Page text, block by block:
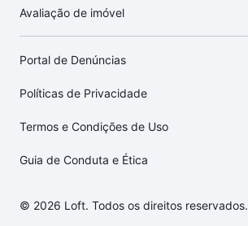
Avaliação de imóvel
Portal de Denúncias
Políticas de Privacidade
Termos e Condições de Uso
Guia de Conduta e Ética
© 2026 Loft. Todos os direitos reservados.